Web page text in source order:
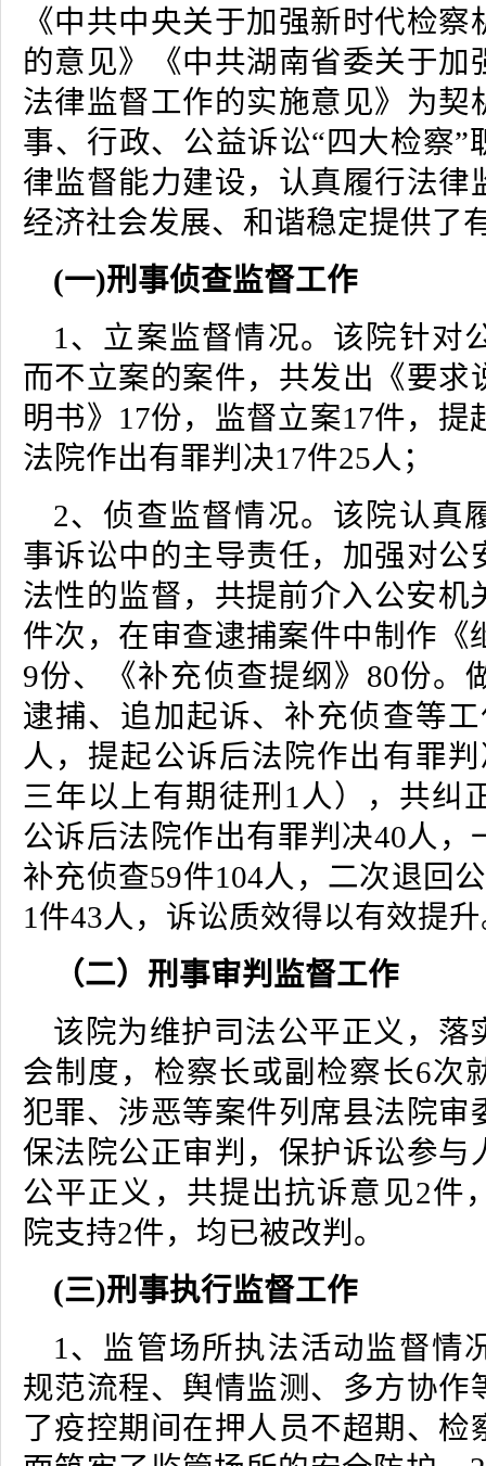
《中共中央关于加强新时代检
的意见》《中共湖南省委关于加
法律监督工作的实施意见》为契
事、行政、公益诉讼“四大检察”
律监督能力建设，认真履行法律
经济社会发展、和谐稳定提供了
(一)刑事侦查监督工作
1、立案监督情况。该院针对
而不立案的案件，共发出《要求
明书》17份，监督立案17件，提
法院作出有罪判决17件25人；
2、侦查监督情况。该院认真
事诉讼中的主导责任，加强对公
法性的监督，共提前介入公安机
件次，在审查逮捕案件中制作《
9份、《补充侦查提纲》80份。
逮捕、追加起诉、补充侦查等
人，提起公诉后法院作出有罪
三年以上有期徒刑1人），共纠
公诉后法院作出有罪判决40人，
补充侦查59件104人，二次退回
1件43人，诉讼质效得以有效提
（二）刑事审判监督工作
该院为维护司法公平正义，落
会制度，检察长或副检察长6次
犯罪、涉恶等案件列席县法院审
保法院公正审判，保护诉讼参与
公平正义，共提出抗诉意见2件
院支持2件，均已被改判。
(三)刑事执行监督工作
1、监管场所执法活动监督情
规范流程、舆情监测、多方协作
了疫控期间在押人员不超期、检